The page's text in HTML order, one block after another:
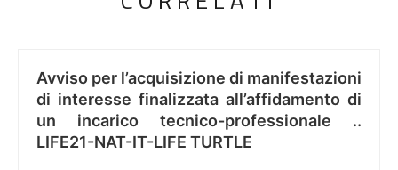
Avviso per l’acquisizione di manifestazioni
di interesse finalizzata all’affidamento di
un incarico tecnico-professionale ..
LIFE21-NAT-IT-LIFE TURTLE